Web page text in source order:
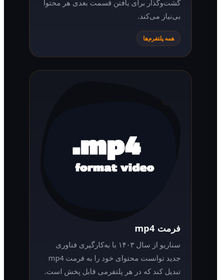
گشت‌وگذار برای یافتن قسمت بعدی هر محتوا
بی‌نیاز می‌کند.
همه پلتفرم‌ها
فرمت mp4
سناریو از سال ۱۴۰۳ با به‌کارگیری فناوری
جدید توانست محتوای خود را به فرمت mp4
تبدیل کند که در هر پلتفرمی قابل پخش است.